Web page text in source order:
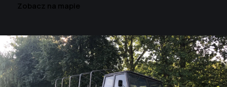
Zobacz na mapie